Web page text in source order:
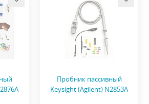
Пробник пассивный
Keysight (Agilent) N2853A